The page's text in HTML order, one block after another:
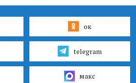
ок
telegram
макс